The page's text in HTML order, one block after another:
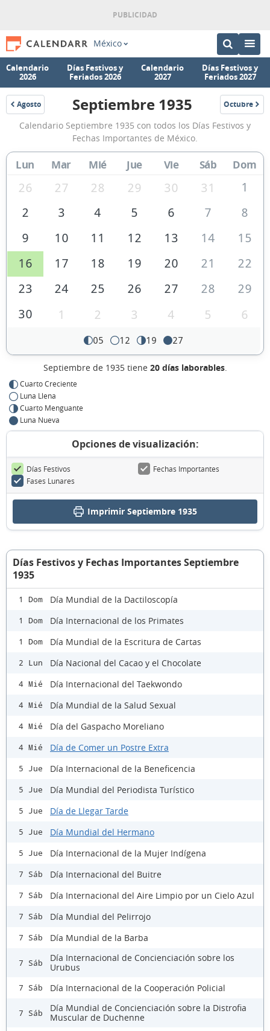
México
Calendario
2026
Días Festivos y
Feriados 2026
Calendario
2027
Días Festivos y
Feriados 2027
Agosto
1935
Calendario
Septiembre
1935
de
México
Septiembre 1935 Octubre
1935
Calendario Septiembre 1935 con todos los Días Festivos y
Fechas Importantes de México.
Lun Mar Mié Jue Vie Sáb Dom
26 27 28 29 30 31
1
2
3 4 5 6 7
8
9
10 11 12 13 14
15
16
17 18 19 20 21
22
23
24 25 26 27 28
29
30
1 2 3 4 5 6
05 12 19 27
Septiembre de 1935 tiene 20 días laborables.
Cuarto Creciente
Luna Llena
Cuarto Menguante
Luna Nueva
Opciones de visualización:
Días Festivos
Fechas Importantes
Fases Lunares
Imprimir Septiembre 1935
Días Festivos y Fechas Importantes Septiembre
1935
1 Dom Día Mundial de la Dactiloscopía
1 Dom Día Internacional de los Primates
1 Dom Día Mundial de la Escritura de Cartas
2 Lun Día Nacional del Cacao y el Chocolate
4 Mié Día Internacional del Taekwondo
4 Mié Día Mundial de la Salud Sexual
4 Mié Día del Gaspacho Moreliano
4 Mié Día de Comer un Postre Extra
5 Jue Día Internacional de la Beneficencia
5 Jue Día Mundial del Periodista Turístico
5 Jue Día de Llegar Tarde
5 Jue Día Mundial del Hermano
5 Jue Día Internacional de la Mujer Indígena
7 Sáb Día Internacional del Buitre
7 Sáb Día Internacional del Aire Limpio por un Cielo Azul
7 Sáb Día Mundial del Pelirrojo
7 Sáb Día Mundial de la Barba
7 Sáb
Día Internacional de Concienciación sobre los
Urubus
7 Sáb Día Internacional de la Cooperación Policial
7 Sáb
Día Mundial de Concienciación sobre la Distrofia
Muscular de Duchenne